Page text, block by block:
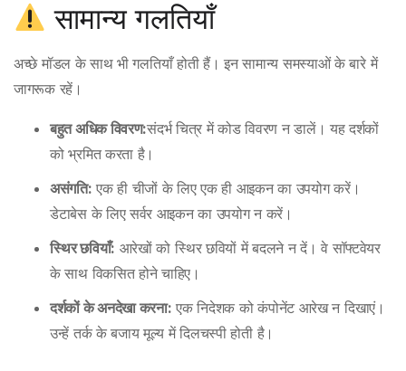
सामान्य गलतियाँ
अच्छे मॉडल के साथ भी गलतियाँ होती हैं। इन सामान्य समस्याओं के बारे में
जागरूक रहें।
बहुत अधिक विवरण:संदर्भ चित्र में कोड विवरण न डालें। यह दर्शकों
को भ्रमित करता है।
असंगति: एक ही चीजों के लिए एक ही आइकन का उपयोग करें।
डेटाबेस के लिए सर्वर आइकन का उपयोग न करें।
स्थिर छवियाँ: आरेखों को स्थिर छवियों में बदलने न दें। वे सॉफ्टवेयर
के साथ विकसित होने चाहिए।
दर्शकों के अनदेखा करना: एक निदेशक को कंपोनेंट आरेख न दिखाएं।
उन्हें तर्क के बजाय मूल्य में दिलचस्पी होती है।